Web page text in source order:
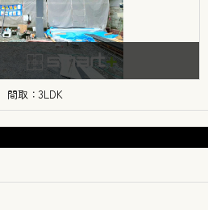
間取：3LDK